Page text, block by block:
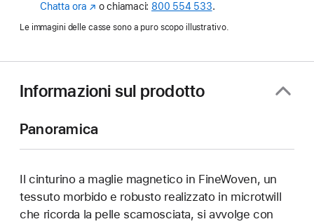
Chatta ora (Si
nuova
o chiamaci: 800 554 533.
Le immagini delle casse sono a puro scopo illustrativo.
Informazioni sul prodotto
Panoramica
Il cinturino a maglie magnetico in FineWoven, un
tessuto morbido e robusto realizzato in microtwill
che ricorda la pelle scamosciata, si avvolge con